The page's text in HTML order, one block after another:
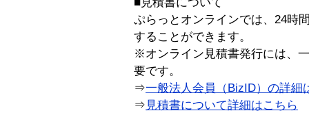
■見積書について
ぷらっとオンラインでは、24時
することができます。
※オンライン見積書発行には、
要です。
⇒一般法人会員（BizID）の詳細
⇒ 見積書について詳細はこちら